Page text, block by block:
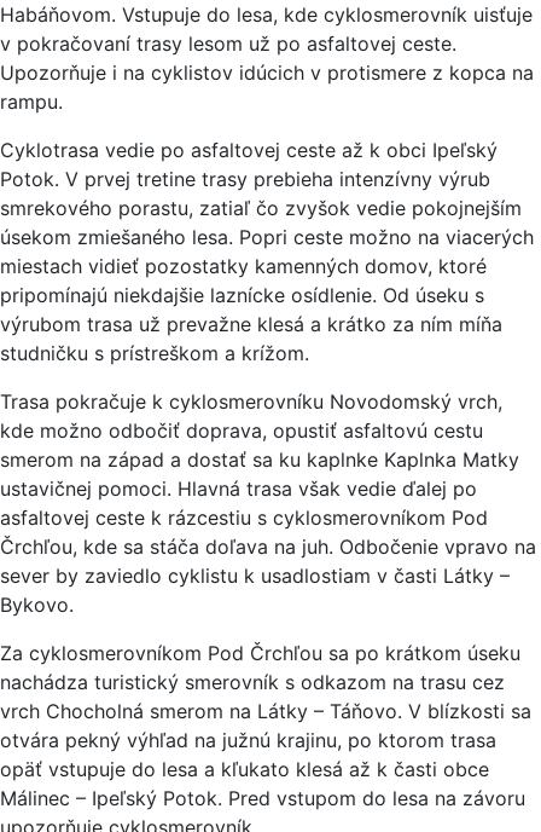
Habáňovom. Vstupuje do lesa, kde cyklosmerovník uisťuje
v pokračovaní trasy lesom už po asfaltovej ceste.
Upozorňuje i na cyklistov idúcich v protismere z kopca na
rampu.
Cyklotrasa vedie po asfaltovej ceste až k obci Ipeľský
Potok. V prvej tretine trasy prebieha intenzívny výrub
smrekového porastu, zatiaľ čo zvyšok vedie pokojnejším
úsekom zmiešaného lesa. Popri ceste možno na viacerých
miestach vidieť pozostatky kamenných domov, ktoré
pripomínajú niekdajšie laznícke osídlenie. Od úseku s
výrubom trasa už prevažne klesá a krátko za ním míňa
studničku s prístreškom a krížom.
Trasa pokračuje k cyklosmerovníku Novodomský vrch,
kde možno odbočiť doprava, opustiť asfaltovú cestu
smerom na západ a dostať sa ku kaplnke Kaplnka Matky
ustavičnej pomoci. Hlavná trasa však vedie ďalej po
asfaltovej ceste k rázcestiu s cyklosmerovníkom Pod
Črchľou, kde sa stáča doľava na juh. Odbočenie vpravo na
sever by zaviedlo cyklistu k usadlostiam v časti Látky –
Bykovo.
Za cyklosmerovníkom Pod Črchľou sa po krátkom úseku
nachádza turistický smerovník s odkazom na trasu cez
vrch Chocholná smerom na Látky – Táňovo. V blízkosti sa
otvára pekný výhľad na južnú krajinu, po ktorom trasa
opäť vstupuje do lesa a kľukato klesá až k časti obce
Málinec – Ipeľský Potok. Pred vstupom do lesa na závoru
upozorňuje cyklosmerovník.